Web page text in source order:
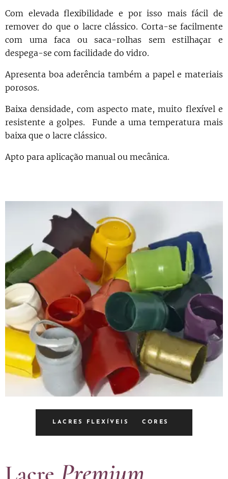
Com elevada flexibilidade e por isso mais fácil de
remover do que o lacre clássico. Corta-se facilmente
com uma faca ou saca-rolhas sem estilhaçar e
despega-se com facilidade do vidro.
Apresenta boa aderência também a papel e materiais
porosos.
Baixa densidade, com aspecto mate, muito flexível e
resistente a golpes. Funde a uma temperatura mais
baixa que o lacre clássico.
Apto para aplicação manual ou mecânica.
LACRES FLEXÍVEIS CORES
Premium